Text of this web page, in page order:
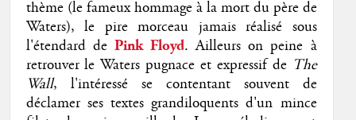
thème (le fameux hommage à la mort du père de
Waters), le pire morceau jamais réalisé sous
l'étendard dePink Floyd. Ailleurs on peine à
retrouver le Waters pugnace et expressif de The
Wall, l'intéressé se contentant souvent de
déclamer ses textes grandiloquents d'un mince